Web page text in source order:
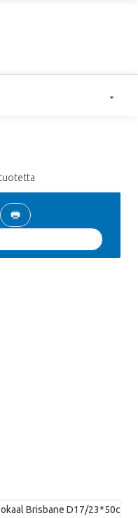
tuotetta
Brisbane D17/23*50cm